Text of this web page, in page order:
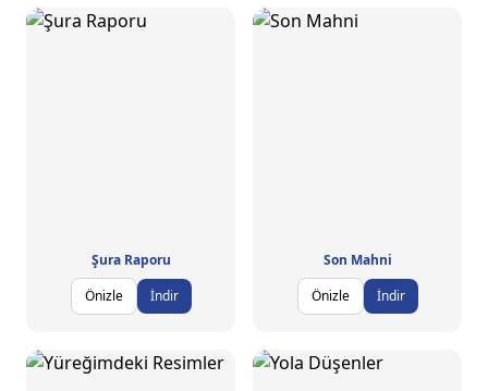
Şura Raporu
Önizle
İndir
Son Mahni
Önizle
İndir